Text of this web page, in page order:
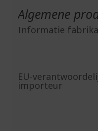
Algemene
Informatie
EU-
importeur